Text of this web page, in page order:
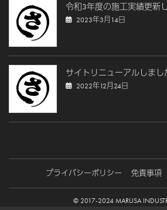
令和3年度の施工実績更新
2023年3月14日
サイトリニューアルしまし
2022年12月24日
プライバシーポリシー 免責事項
© 2017-2024 MARUSA